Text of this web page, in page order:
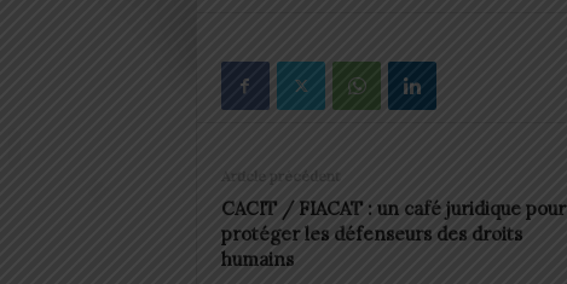
Article précédent
CACIT / FIACAT : un café juridique pour
protéger les défenseurs des droits
humains